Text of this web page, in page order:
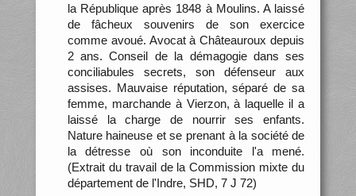
la République après 1848 à Moulins. A laissé
de fâcheux souvenirs de son exercice
comme avoué. Avocat à Châteauroux depuis
2 ans. Conseil de la démagogie dans ses
conciliabules secrets, son défenseur aux
assises. Mauvaise réputation, séparé de sa
femme, marchande à Vierzon, à laquelle il a
laissé la charge de nourrir ses enfants.
Nature haineuse et se prenant à la société de
la détresse où son inconduite l'a mené.
(Extrait du travail de la Commission mixte du
département de l'Indre, SHD, 7 J 72)